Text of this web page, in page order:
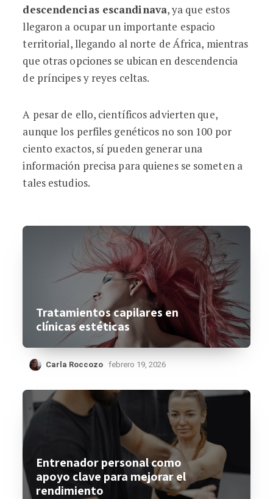
descendencias escandinava, ya que estos
llegaron a ocupar un importante espacio
territorial, llegando al norte de África, mientras
que otras opciones se ubican en descendencia
de príncipes y reyes celtas.
A pesar de ello, científicos advierten que,
aunque los perfiles genéticos no son 100 por
ciento exactos, sí pueden generar una
información precisa para quienes se someten a
tales estudios.
Tratamientos capilares en
clínicas estéticas
Carla Roccozo febrero 19, 2026
Entrenador personal como
apoyo clave para mejorar el
rendimiento